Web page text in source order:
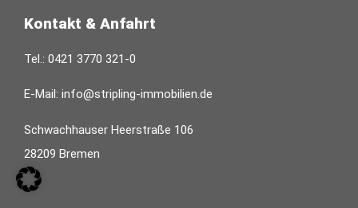
Kontakt & Anfahrt
Tel.: 0421 3770 321-0
E-Mail: info@stripling-immobilien.de
Schwachhauser Heerstraße 106
28209 Bremen